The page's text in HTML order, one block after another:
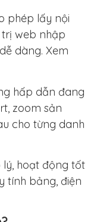
phép lấy nội
trị web nhập
dàng. Xem
hấp dẫn đang
zoom sản
cho từng danh
lý, hoạt động tốt
tính bảng, điện